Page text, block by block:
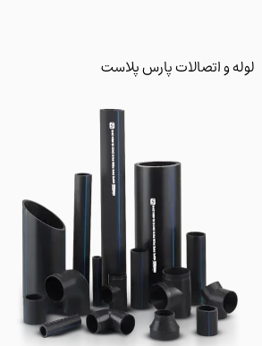
و اتصالات پارس پلاست